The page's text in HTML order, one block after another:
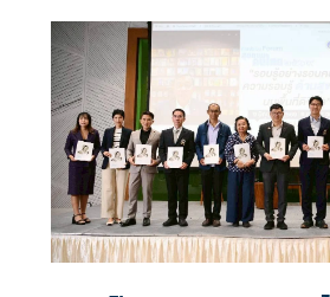
สูงจากยุโรปเหนือ กระตุ้นเศรษฐกิจและ